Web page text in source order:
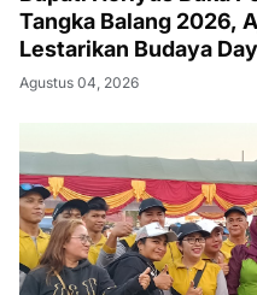
Tangka Balang 2026,
Lestarikan Budaya
Agustus 04, 2026